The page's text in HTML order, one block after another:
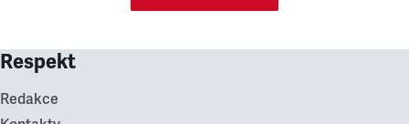
Respekt
Redakce